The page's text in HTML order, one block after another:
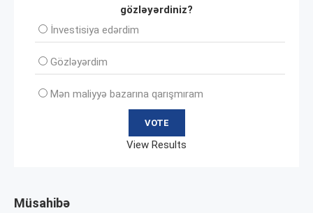
gözləyərdiniz?
İnvеstisiya edərdim
Gözləyərdim
Mən maliyyə bazarına qarışmıram
View Results
Müsahibə